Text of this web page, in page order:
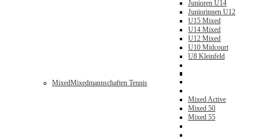
Junioren U14
Juniorinnen U12
U15 Mixed
U14 Mixed
U12 Mixed
U10 Midcourt
U8 Kleinfeld
MixedMixedmannschaften Tennis
Mixed Active
Mixed 50
Mixed 55